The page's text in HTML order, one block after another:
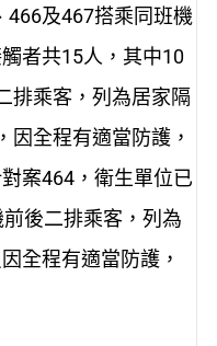
466及467搭乘同班機
者共15人，其中10
排乘客，列為居家隔
因全程有適當防護，
案464，衛生單位已
後二排乘客，列為
全程有適當防護，